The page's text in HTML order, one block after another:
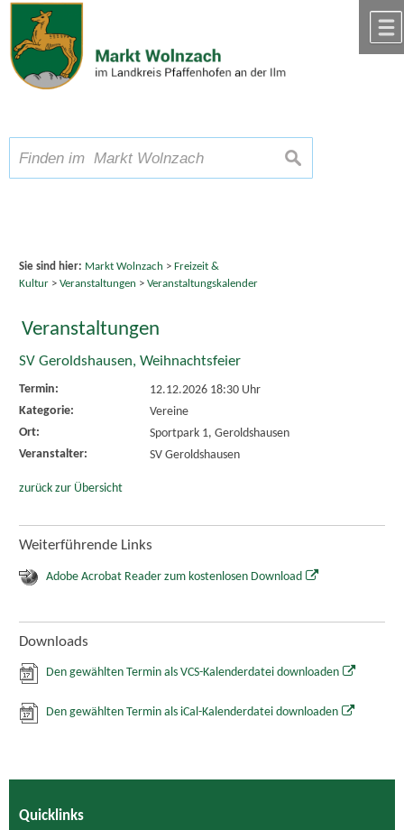
Zum Inhalt,zur Navigation
Schriftgröße A A A suchen
Sie sind hier: Markt Wolnzach > Freizeit &
Kultur> Veranstaltungen > Veranstaltungskalender
Veranstaltungen
SV Geroldshausen, Weihnachtsfeier
Termin:
12.12.2026 18:30 Uhr
Kategorie:
Vereine
Ort:
Sportpark 1, Geroldshausen
Veranstalter:
SV Geroldshausen
zurück zur Übersicht
Weiterführende Links
Adobe Acrobat Reader zum kostenlosen Download
Downloads
Den gewählten Termin als VCS-Kalenderdatei downloaden
Den gewählten Termin als iCal-Kalenderdatei downloaden
Quicklinks